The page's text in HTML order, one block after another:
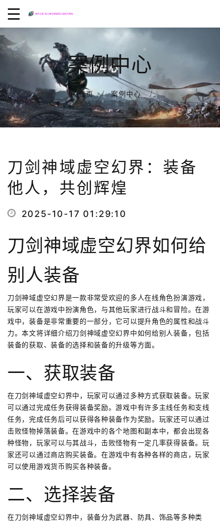
案例中心
首页
案例中心
刀剑神域虚空幻界：装备他人，共创辉煌
刀剑神域虚空幻界：装备
他人，共创辉煌
2025-10-17 01:29:10
刀剑神域虚空幻界如何给
别人装备
刀剑神域虚空幻界是一款非常受欢迎的多人在线角色扮演游戏，
玩家可以在游戏中扮演角色，与其他玩家进行战斗和冒险。在游
戏中，装备是非常重要的一部分，它可以提升角色的属性和战斗
力。本文将详细介绍刀剑神域虚空幻界中如何给别人装备，包括
装备的获取、装备的选择和装备的升级等方面。
一、获取装备
在刀剑神域虚空幻界中，玩家可以通过多种方式获取装备。玩家
可以通过完成任务获得装备奖励。游戏中有许多主线任务和支线
任务，完成任务后可以获得各种装备作为奖励。玩家还可以通过
击败怪物掉落装备。在游戏中的各个地图和副本中，都会出现各
种怪物，玩家可以与其战斗，击败怪物有一定几率获得装备。玩
家还可以通过商店购买装备。在游戏中有各种各样的商店，玩家
可以使用游戏货币购买各种装备。
二、选择装备
在刀剑神域虚空幻界中，装备分为武器、防具、饰品等多种类